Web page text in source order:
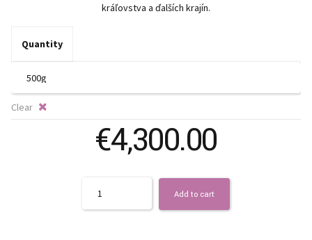
kráľovstva a ďalších krajín.
Quantity
Clear
€4,300.00
Add to cart